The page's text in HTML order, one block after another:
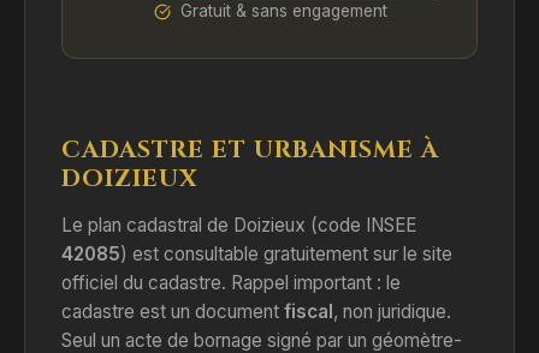
Gratuit & sans engagement
CADASTRE ET URBANISME À
DOIZIEUX
Le plan cadastral de Doizieux (code INSEE
42085) est consultable gratuitement sur le site
officiel du cadastre. Rappel important : le
cadastre est un document fiscal, non juridique.
Seul un acte de bornage signé par un géomètre-